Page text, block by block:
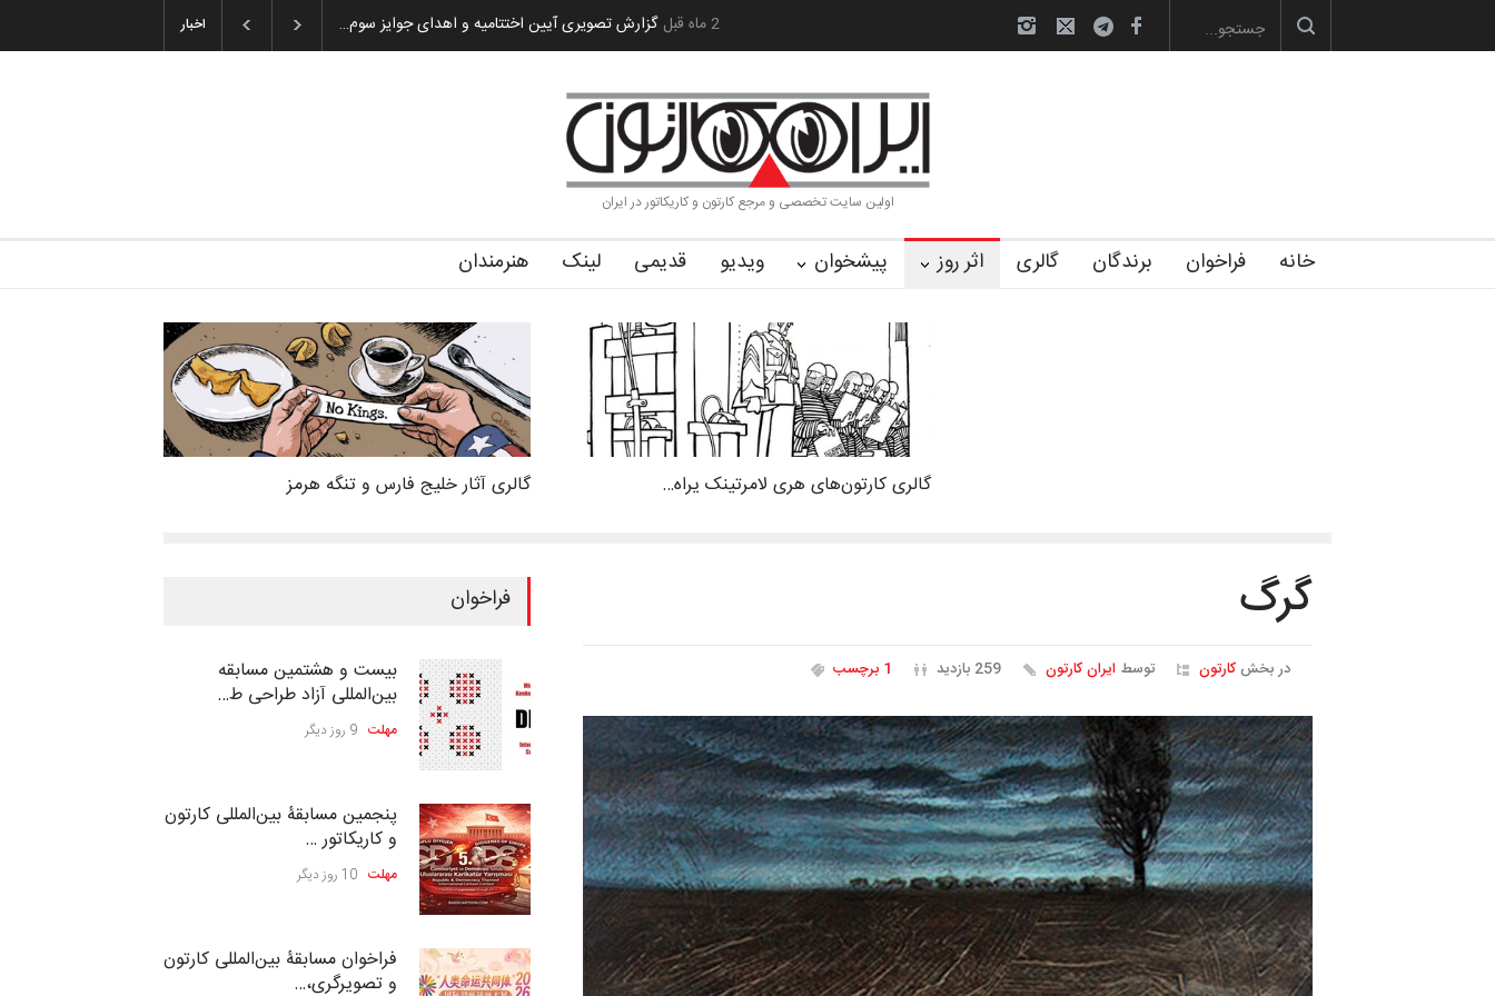
اخبار
گزارش تصویری آیین اختتامیه و اهدای جوایز سوم… به یاد اردوغان باشول (۱۹۳۶–۲۰۲۶) رویداد کارگاهی کارتون و پوستر «ایران سربلند»… آغاز دوره‌های تخصصی فصل تابستان 1405 خانه کا… 2 ماه قبل
اولین سایت تخصصی و مرجع کارتون و کاریکاتور در ایران
خانه فراخوان برندگان گالری اثر روز پیشخوان ویدیو قدیمی لینک هنرمندان
گالری آثار خلیج فارس و تنگه هرمز گالری کارتون‌های هری لامرتینک یراه…
گرگ
در بخشکارتون توسط ایران کارتون 259 بازدید 1 برچسب
فراخوان
بیست و هشتمین مسابقه
بین‌المللی آزاد طراحی ط…
مهلت 9 روز دیگر
پنجمین مسابقۀ بین‌المللی کارتون
و کاریکاتور …
مهلت 10 روز دیگر
فراخوان مسابقۀ بین‌المللی کارتون
و تصویرگری،…